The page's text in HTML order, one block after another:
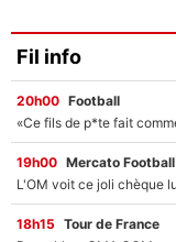
Fil info
20h00 Football
19h00 Mercato Football
18h15 Tour de France